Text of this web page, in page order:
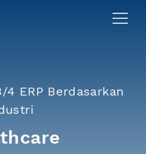
4 ERP Berdasarkan